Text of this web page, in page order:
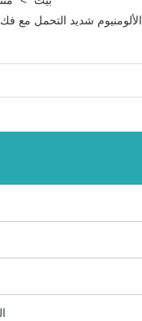
شديد التحمل مع